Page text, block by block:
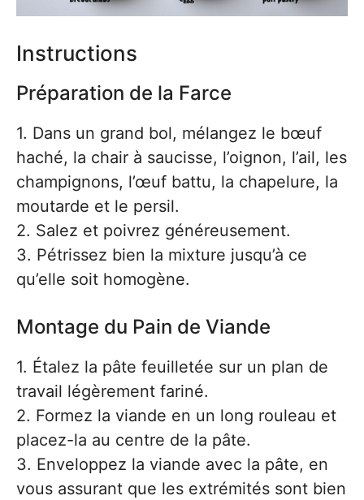
Instructions
Préparation de la Farce
1. Dans un grand bol, mélangez le bœuf
haché, la chair à saucisse, l’oignon, l’ail, les
champignons, l’œuf battu, la chapelure, la
moutarde et le persil.
2. Salez et poivrez généreusement.
3. Pétrissez bien la mixture jusqu’à ce
qu’elle soit homogène.
Montage du Pain de Viande
1. Étalez la pâte feuilletée sur un plan de
travail légèrement fariné.
2. Formez la viande en un long rouleau et
placez-la au centre de la pâte.
3. Enveloppez la viande avec la pâte, en
vous assurant que les extrémités sont bien